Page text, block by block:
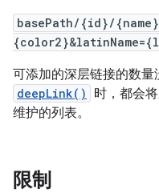
basePath/{id}/
可添加的深层链接的数
deepLink()
时，都会
维护的列表。
限制